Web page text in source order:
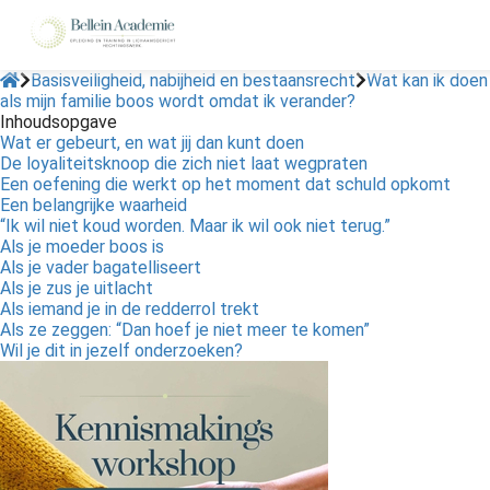
Basisveiligheid, nabijheid en bestaansrecht Wat kan ik doen
als mijn familie boos wordt omdat ik verander?
Inhoudsopgave
Wat er gebeurt, en wat jij dan kunt doen
De loyaliteitsknoop die zich niet laat wegpraten
Een oefening die werkt op het moment dat schuld opkomt
Een belangrijke waarheid
“Ik wil niet koud worden. Maar ik wil ook niet terug.”
Als je moeder boos is
Als je vader bagatelliseert
Als je zus je uitlacht
Als iemand je in de redderrol trekt
Als ze zeggen: “Dan hoef je niet meer te komen”
Wil je dit in jezelf onderzoeken?
policy
zijn
om
Ze
gebruikt
deze